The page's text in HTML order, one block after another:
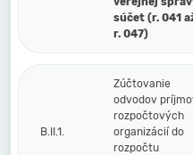
súčet (r. 041
r. 047)
B.II.1.
Zúčtovanie
odvodov
rozpočtových
organizácií do
rozpočtu